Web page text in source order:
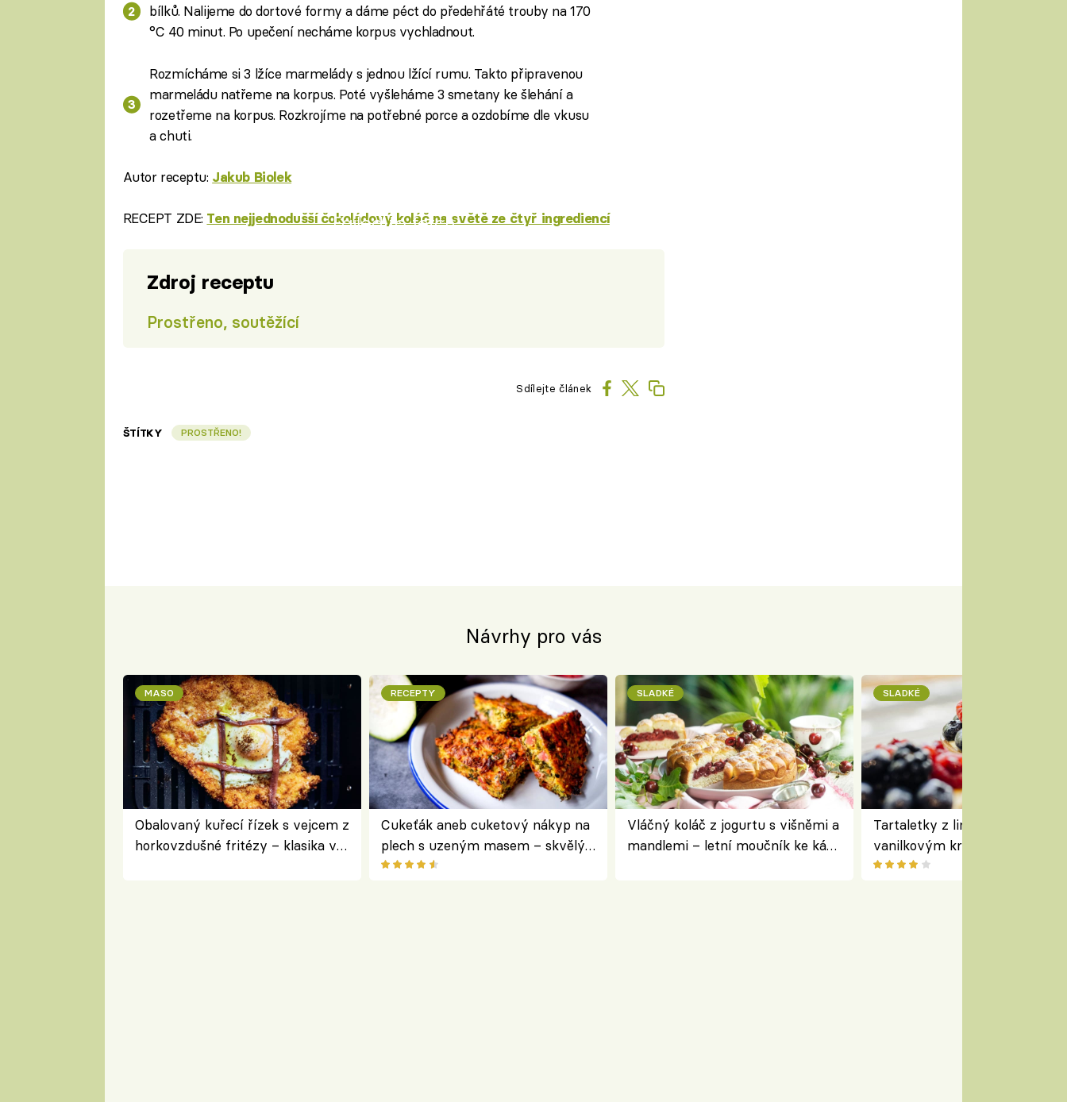
bílků. Nalijeme do dortové formy a dáme péct do předehřáté trouby na 170
°C 40 minut. Po upečení necháme korpus vychladnout.
Rozmícháme si 3 lžíce marmelády s jednou lžící rumu. Takto připravenou
marmeládu natřeme na korpus. Poté vyšleháme 3 smetany ke šlehání a
rozetřeme na korpus. Rozkrojíme na potřebné porce a ozdobíme dle vkusu
a chuti.
Autor receptu: Jakub Biolek
Failed to fetch
RECEPT ZDE: Ten nejjednodušší čokoládový koláč na světě ze čtyř ingrediencí
Zdroj receptu
Prostřeno, soutěžící
Sdílejte článek
ŠTÍTKY PROSTŘENO!
Návrhy pro vás
MASO
Obalovaný kuřecí řízek s vejcem z
horkovzdušné fritézy – klasika v
RECEPTY
Cukeťák aneb cuketový nákyp na
plech s uzeným masem – skvělý
způsob, jak zpracovat přerostlé
SLADKÉ
Vláčný koláč z jogurtu s višněmi a
mandlemi – letní moučník ke kávě
SLADKÉ
Tartaletky z lineckého těsta s
vanilkovým krémem a lesním
ovocem podle Bread Society